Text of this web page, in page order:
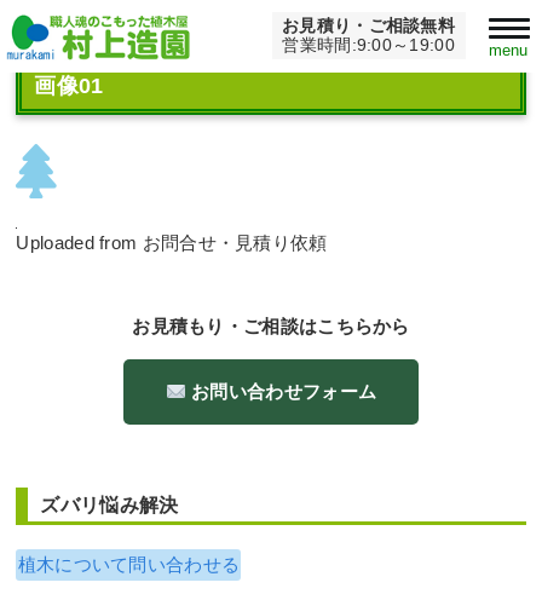
お見積り・ご相談無料
営業時間:9:00～19:00
menu
Home > 画像01
画像01
Uploaded from お問合せ・見積り依頼
お見積もり・ご相談はこちらから
お問い合わせフォーム
ズバリ悩み解決
植木について問い合わせる